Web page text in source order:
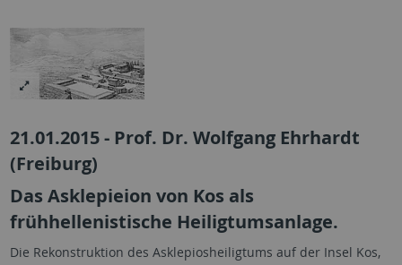
21.01.2015 - Prof. Dr. Wolfgang Ehrhardt
(Freiburg)
Das Asklepieion von Kos als
frühhellenistische Heiligtumsanlage.
Die Rekonstruktion des Asklepiosheiligtums auf der Insel Kos,